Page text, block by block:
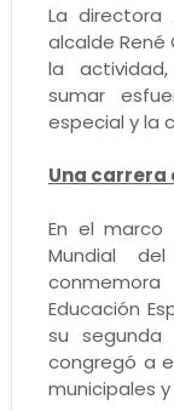
La directora
alcalde René
la
sumar
especial y la
Una carrera
En el
Mundial
Educación
su segunda
congregó a
municipales